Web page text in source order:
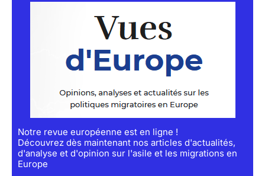
Notre revue européenne est en ligne !
Découvrez dès maintenant nos articles d'actualités,
d'analyse et d'opinion sur l'asile et les migrations en
Europe